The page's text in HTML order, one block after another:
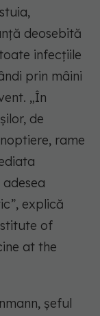
deosebită
infecțiile
prin mâini
„În
de
rame
explică
of
at the
șeful